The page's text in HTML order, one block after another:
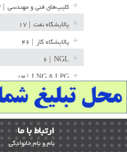
کلیپ‌های فنی و مهندسی
پالایشگاه نفت
پالایشگاه گاز
NGL
LNG & LPG | ۱۳
خط لوله | ۳۶
مخازن ذخیره | ۱۵
پتروشیمی | ۱۴
بازرسی و QC | ۱۵
ارﺗﺒﺎط ﺑﺎ ما
ﻧﺎم و ﻧﺎم ﺧﺎﻧﻮادﮔﻰ